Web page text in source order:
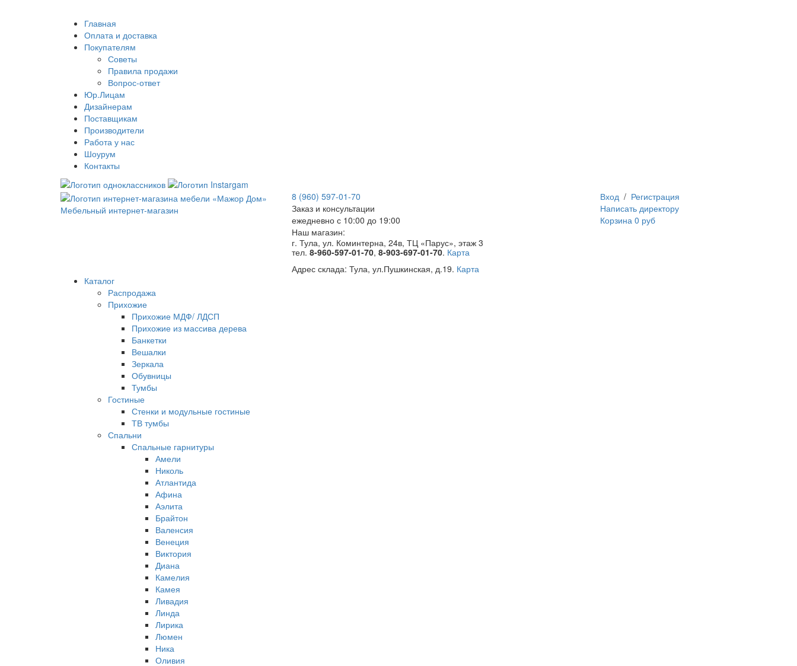
Главная
Оплата и доставка
Покупателям
Советы
Правила продажи
Вопрос-ответ
Юр.Лицам
Дизайнерам
Поставщикам
Производители
Работа у нас
Шоурум
Контакты
Мебельный интернет-магазин
8 (960) 597-01-70
Заказ и консультации
ежедневно с 10:00 до 19:00
Наш магазин:
г. Тула, ул. Коминтерна, 24в, ТЦ «Парус», этаж 3
тел. 8-960-597-01-70, 8-903-697-01-70. Карта
Адрес склада: Тула, ул.Пушкинская, д.19. Карта
Вход/ Регистрация
Написать директору
Корзина 0 руб
Каталог
Распродажа
Прихожие
Прихожие МДФ/ ЛДСП
Прихожие из массива дерева
Банкетки
Вешалки
Зеркала
Обувницы
Тумбы
Гостиные
Стенки и модульные гостиные
ТВ тумбы
Спальни
Спальные гарнитуры
Амели
Николь
Атлантида
Афина
Аэлита
Брайтон
Валенсия
Венеция
Виктория
Диана
Камелия
Камея
Ливадия
Линда
Лирика
Люмен
Ника
Оливия